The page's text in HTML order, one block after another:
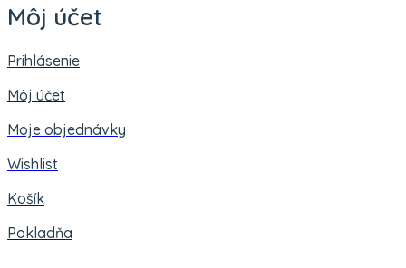
Môj účet
Prihlásenie
Môj účet
Moje objednávky
Wishlist
Košík
Pokladňa